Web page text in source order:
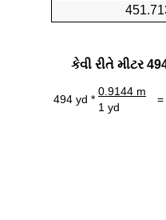
કેવી રીતે મીટર
494 yd *
0.9144 m
=
1 yd